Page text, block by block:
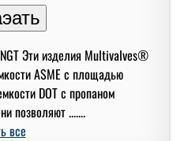
Эти изделия Multivalves®
ASME с площадью
DOT с пропаном
позволяют .......
все